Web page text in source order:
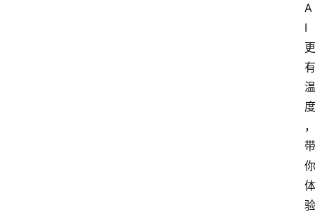
A
I
更
有
温
度
，
带
你
体
验